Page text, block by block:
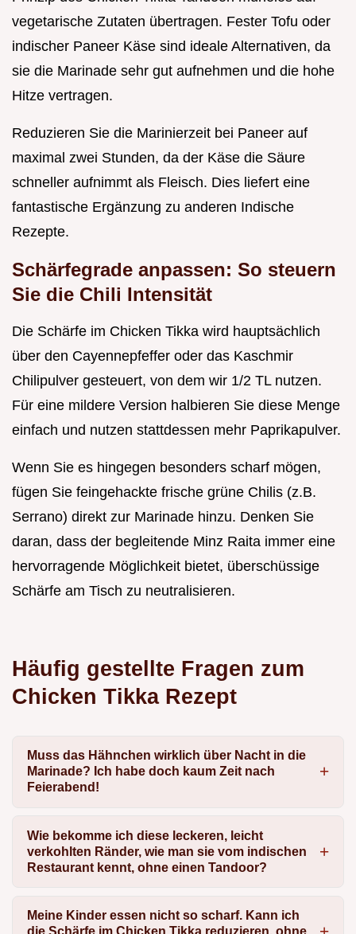
vegetarische Zutaten übertragen. Fester Tofu oder
indischer Paneer Käse sind ideale Alternativen, da
sie die Marinade sehr gut aufnehmen und die hohe
Hitze vertragen.
Reduzieren Sie die Marinierzeit bei Paneer auf
maximal zwei Stunden, da der Käse die Säure
schneller aufnimmt als Fleisch. Dies liefert eine
fantastische Ergänzung zu anderen Indische
Rezepte.
Schärfegrade anpassen: So steuern
Sie die Chili Intensität
Die Schärfe im Chicken Tikka wird hauptsächlich
über den Cayennepfeffer oder das Kaschmir
Chilipulver gesteuert, von dem wir 1/2 TL nutzen.
Für eine mildere Version halbieren Sie diese Menge
einfach und nutzen stattdessen mehr Paprikapulver.
Wenn Sie es hingegen besonders scharf mögen,
fügen Sie feingehackte frische grüne Chilis (z.B.
Serrano) direkt zur Marinade hinzu. Denken Sie
daran, dass der begleitende Minz Raita immer eine
hervorragende Möglichkeit bietet, überschüssige
Schärfe am Tisch zu neutralisieren.
Häufig gestellte Fragen zum
Chicken Tikka Rezept
Muss das Hähnchen wirklich über Nacht in die
Marinade? Ich habe doch kaum Zeit nach
Feierabend!
Wie bekomme ich diese leckeren, leicht
verkohlten Ränder, wie man sie vom indischen
Restaurant kennt, ohne einen Tandoor?
Meine Kinder essen nicht so scharf. Kann ich
die Schärfe im Chicken Tikka reduzieren, ohne